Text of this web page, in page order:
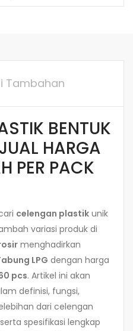
Tambahan
BENTUK
HARGA
PER PACK
celengan plastik unik
variasi produk di
menghadirkan
LPG dengan harga
pcs. Artikel ini akan
definisi, fungsi,
dari celengan
spesifikasi lengkap